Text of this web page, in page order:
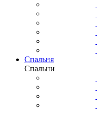
Спальня
Спальни